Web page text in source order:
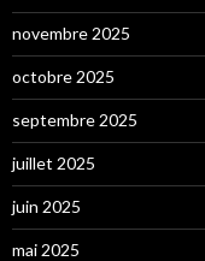
novembre 2025
octobre 2025
septembre 2025
juillet 2025
juin 2025
mai 2025